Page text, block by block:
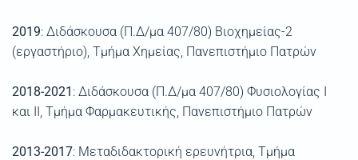
2019: Διδάσκουσα (Π.Δ/μα 407/80) Βιοχημείας-2
(εργαστήριο), Τμήμα Χημείας, Πανεπιστήμιο Πατρών
2018-2021 : Διδάσκουσα (Π.Δ/μα 407/80) Φυσιολογίας Ι
και ΙΙ, Τμήμα Φαρμακευτικής, Πανεπιστήμιο Πατρών
2013-2017: Μεταδιδακτορική ερευνήτρια, Τμήμα